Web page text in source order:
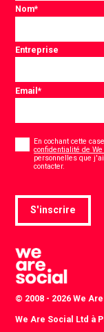
Nom*
Entreprise
Email*
En cochant cette
confidentialité de We
personnelles que
contacter.
S'inscrire
© 2008 - 2026 We
We Are Social Ltd à